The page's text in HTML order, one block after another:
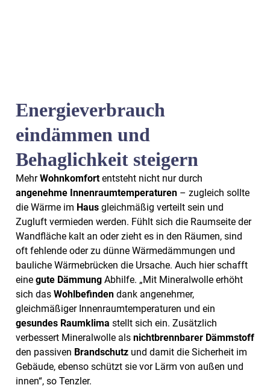
Energieverbrauch
eindämmen und
Behaglichkeit steigern
MehrWohnkomfortentsteht nicht nur durch
angenehme Innenraumtemperaturen – zugleich sollte
die Wärme im Haus gleichmäßig verteilt sein und
Zugluft vermieden werden. Fühlt sich die Raumseite der
Wandfläche kalt an oder zieht es in den Räumen, sind
oft fehlende oder zu dünne Wärmedämmungen und
bauliche Wärmebrücken die Ursache. Auch hier schafft
eine gute Dämmung Abhilfe. „Mit Mineralwolle erhöht
sich das Wohlbefinden dank angenehmer,
gleichmäßiger Innenraumtemperaturen und ein
gesundes Raumklima stellt sich ein. Zusätzlich
verbessert Mineralwolle als nichtbrennbarer Dämmstoff
den passiven Brandschutz und damit die Sicherheit im
Gebäude, ebenso schützt sie vor Lärm von außen und
innen“, so Tenzler.